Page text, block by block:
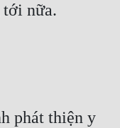
nữa.
phát thiện y